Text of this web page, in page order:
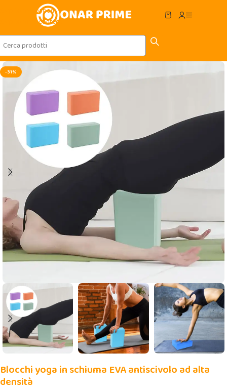
Skip to navigation
Skip to main content
-31%
Blocchi yoga in schiuma EVA antiscivolo ad alta
densità